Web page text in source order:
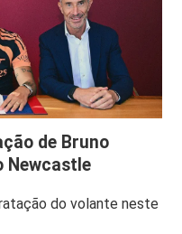
de Bruno
Newcastle
do volante neste